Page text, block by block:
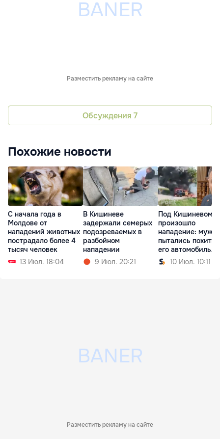
Разместить рекламу на сайте
Обсуждения 7
Похожие новости
С начала года в
Молдове от
нападений животных
пострадало более 4
тысяч человек
13 Июл. 18:04
В Кишиневе
задержали семерых
подозреваемых в
разбойном
нападении
9 Июл. 20:21
Под Кишиневом
произошло
нападение:
пытались
его автомобиль
сожгли10 Июл. 10:11
Разместить рекламу на сайте